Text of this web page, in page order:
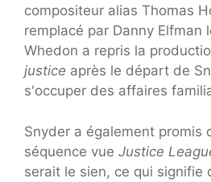
compositeur alias Thomas
remplacé par Danny Elfman
Whedon a repris la
justice après le départ de
s'occuper des affaires
Snyder a également promis
séquence vue Justice
serait le sien, ce qui signifie